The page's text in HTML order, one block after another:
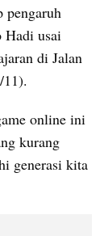
pengaruh
Hadi usai
di Jalan
online ini
kurang
generasi kita